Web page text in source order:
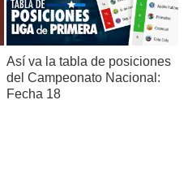
Así va la tabla de posiciones
del Campeonato Nacional:
Fecha 18